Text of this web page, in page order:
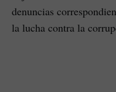
denuncias
la lucha contra la